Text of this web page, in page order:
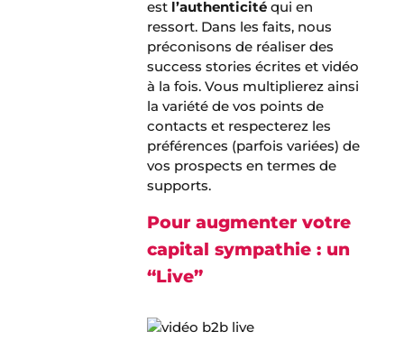
est l’authenticité qui en
ressort. Dans les faits, nous
préconisons de réaliser des
success stories écrites et vidéo
à la fois. Vous multiplierez ainsi
la variété de vos points de
contacts et respecterez les
préférences (parfois variées) de
vos prospects en termes de
supports.
Pour augmenter votre
capital sympathie : un
“Live”